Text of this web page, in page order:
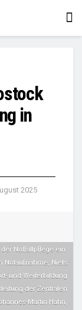
in
2025
Notfallpflege ein:
Notaufnahme, Niels
und Weiterbildung
der Zentralen
Martin Hahn,